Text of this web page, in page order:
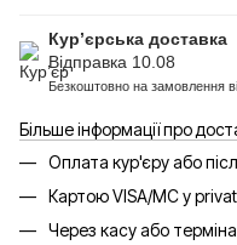
Кур’єрська доставка
Відправка 10.08
Безкоштовно на замовлення
Більше інформації про
Оплата кур'єру або
Картою VISA/MC у
Через касу або